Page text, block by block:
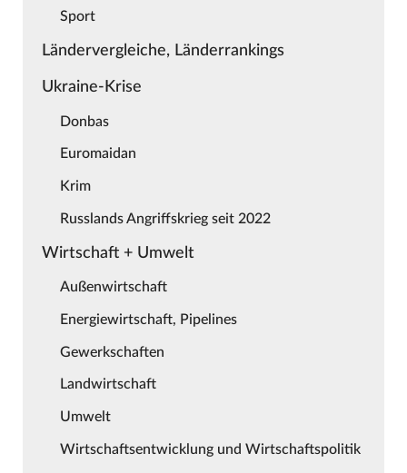
Sport
Ländervergleiche, Länderrankings
Ukraine-Krise
Donbas
Euromaidan
Krim
Russlands Angriffskrieg seit 2022
Wirtschaft + Umwelt
Außenwirtschaft
Energiewirtschaft, Pipelines
Gewerkschaften
Landwirtschaft
Umwelt
Wirtschaftsentwicklung und Wirtschaftspolitik